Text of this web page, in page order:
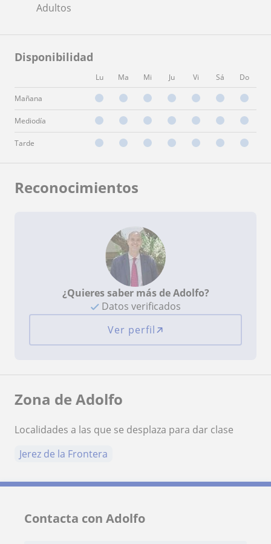
Adultos
Disponibilidad
Lu Ma Mi Ju Vi Sá Do
Mañana
Mediodía
Tarde
Reconocimientos
¿Quieres saber más de Adolfo?
Datos verificados
Ver perfil
Zona de Adolfo
Localidades a las que se desplaza para dar clase
Jerez de la Frontera
Contacta con Adolfo